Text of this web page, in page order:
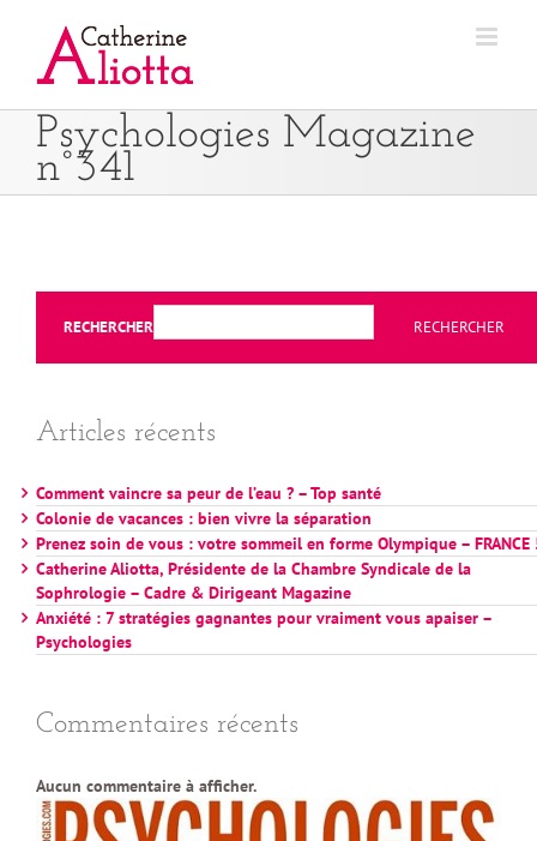
contenu
Psychologies Magazine
n°341
RECHERCHER RECHERCHER
Articles récents
Comment vaincre sa peur de l’eau ? – Top santé
Colonie de vacances : bien vivre la séparation
Prenez soin de vous : votre sommeil en forme Olympique – FRANCE
Catherine Aliotta, Présidente de la Chambre Syndicale de la
Sophrologie – Cadre & Dirigeant Magazine
Anxiété : 7 stratégies gagnantes pour vraiment vous apaiser –
Psychologies
Commentaires récents
Aucun commentaire à afficher.